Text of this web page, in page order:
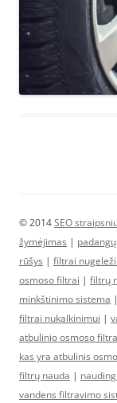
© 2014SEO
žymėjimas |
rūšys | filtrai
osmoso filtrai | filtrų
minkštinimo sistema |
filtrai nukalkinimui |
atbulinio osmoso
kas yra atbulinis
filtrų nauda |
vandens filtravimo